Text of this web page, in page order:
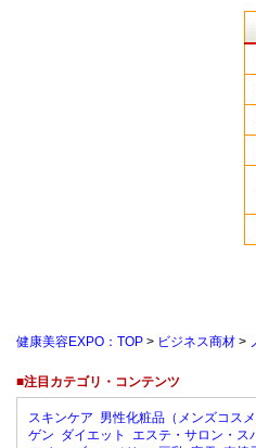
健康美容EXPO：TOP > ビジネス商材 >
■注目カテゴリ・コンテンツ
スキンケア 男性化粧品（メンズコスメ
ゲン ダイエット エステ・サロン・ス